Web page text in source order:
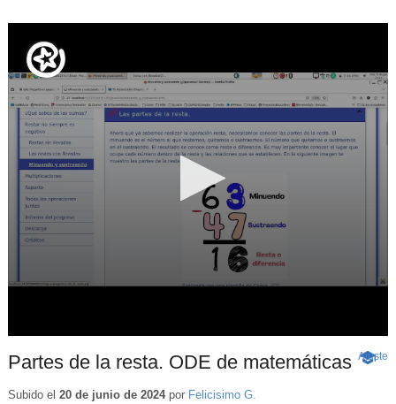
Partes de la resta. ODE de matemáticas -Ajuste
Subido el 20 de junio de 2024por Felicisimo G.